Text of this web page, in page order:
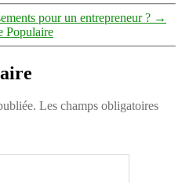
pour un entrepreneur ? →
Populaire
Les champs obligatoires